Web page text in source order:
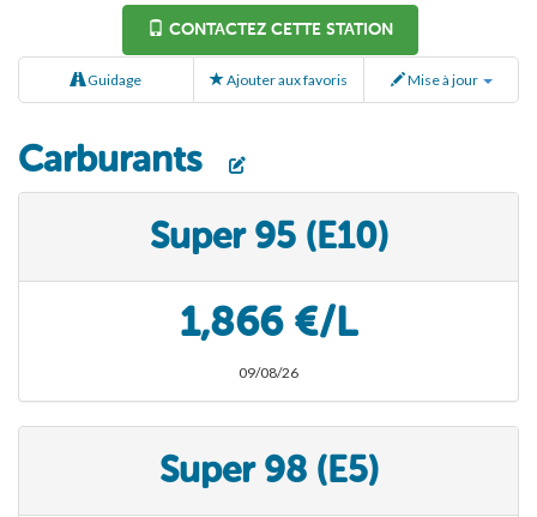
CONTACTEZ CETTE STATION
Guidage Ajouter aux favoris Mise à jour
Carburants
Super 95 (E10)
1,866 €/L
09/08/26
Super 98 (E5)